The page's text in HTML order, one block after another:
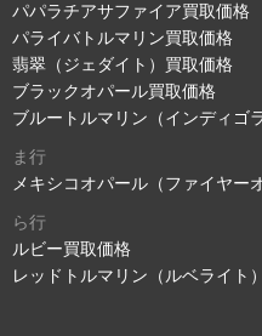
パパラチアサファイア買取価格
パライバトルマリン買取価格
翡翠（ジェダイト）買取価格
ブラックオパール買取価格
ブルートルマリン（インディゴ
ま行
メキシコオパール（ファイヤー
ら行
ルビー買取価格
レッドトルマリン（ルベライト